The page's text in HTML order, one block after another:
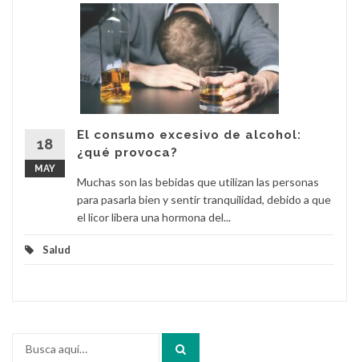
18
MAY
El consumo excesivo de alcohol:
¿qué provoca?
Muchas son las bebidas que utilizan las personas
para pasarla bien y sentir tranquilidad, debido a que
el licor libera una hormona del...
Salud